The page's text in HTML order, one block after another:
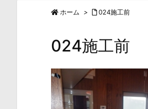
ホーム > 024施工前
024施工前